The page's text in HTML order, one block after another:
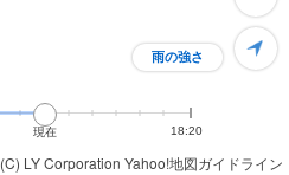
(C) LY Corporation Yahoo!地図ガイドライン
雨の強さ
現在 18:20